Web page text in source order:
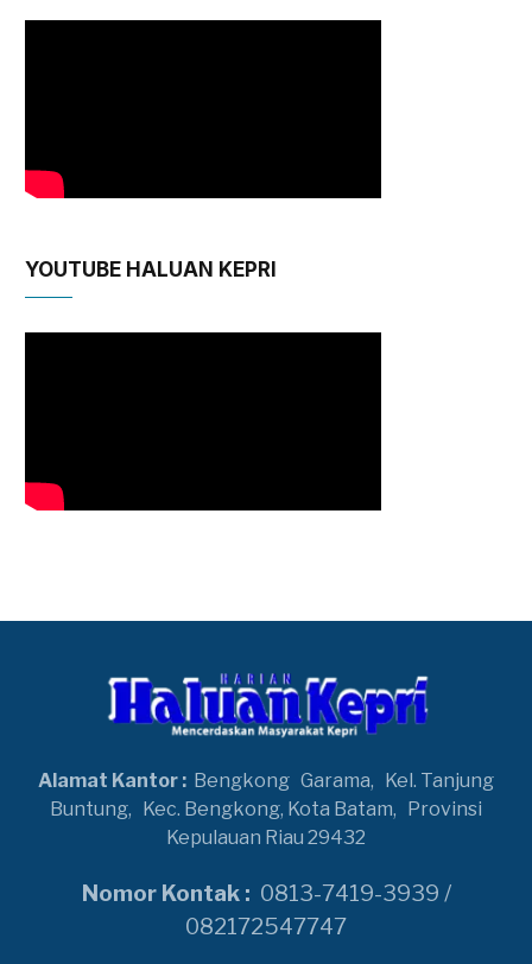
YOUTUBE HALUAN KEPRI
Alamat Kantor : Bengkong Garama,
Kel. Tanjung
Buntung,
Kec. Bengkong, Kota Batam,
Provinsi
Kepulauan Riau 29432
Nomor Kontak : 0813-7419-3939 /
082172547747